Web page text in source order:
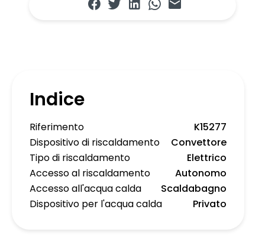
Indice
Riferimento
K15277
Dispositivo di riscaldamento
Convettore
Tipo di riscaldamento
Elettrico
Accesso al riscaldamento
Autonomo
Accesso all'acqua calda
Scaldabagno
Dispositivo per l'acqua calda
Privato